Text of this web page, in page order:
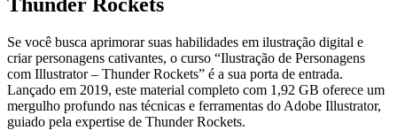
Se você busca aprimorar suas habilidades em ilustração digital e
criar personagens cativantes, o curso “Ilustração de Personagens
com Illustrator – Thunder Rockets” é a sua porta de entrada.
Lançado em 2019, este material completo com 1,92 GB oferece um
mergulho profundo nas técnicas e ferramentas do Adobe Illustrator,
guiado pela expertise de Thunder Rockets.